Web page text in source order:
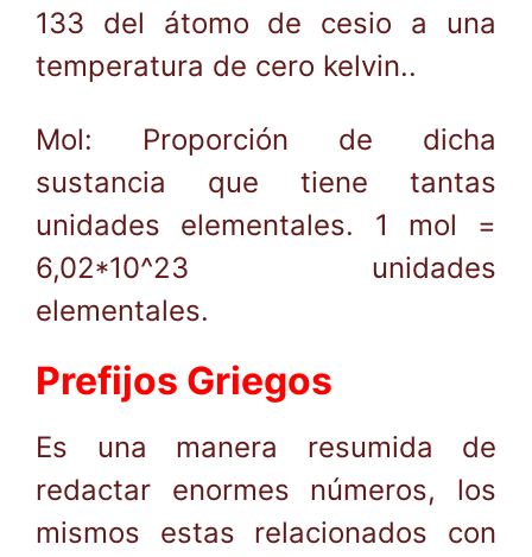
133 del átomo de cesio a una
temperatura de cero kelvin..
Mol: Proporción de dicha
sustancia que tiene tantas
unidades elementales. 1 mol =
6,02*10^23 unidades
elementales.
Prefijos Griegos
Es una manera resumida de
redactar enormes números, los
mismos estas relacionados con